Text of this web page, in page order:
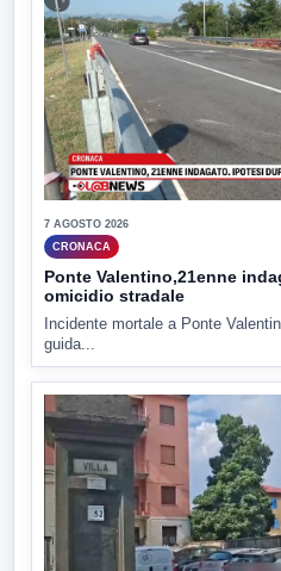
7 AGOSTO 2026
CRONACA
Ponte Valentino,21enne
omicidio stradale
Incidente mortale a Ponte
guida...